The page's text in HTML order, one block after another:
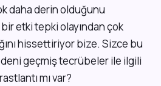
daha derin olduğunu
etki tepki olayından çok
hissettiriyor bize. Sizce bu
geçmiş tecrübeler ile ilgili
mı var?